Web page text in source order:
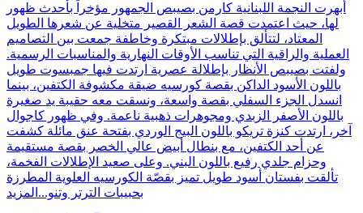
أبهرت النجمة اللبنانية كارمن بصيبص الجمهور مؤخراً بأحدث ظهور
لها، حيث اعتمدت قصة الشعر القصير متخلية عن شعرها الطويل
المعتاد، لتتألق بإطلالات مبتكرة وخاطفة جمعت بين التصاميم
العملية والراقية التي تناسب الأوقات النهارية والمناسبات الرسمية.
ولفتت بصيبص الأنظار بإطلالة عصرية ارتدت فيها جمبسوت طويل
باللون الأسود الداكن بقصة كورسيه ضيقة مكشوفة الكتفين، بينما
انسدل الجزء السفلي بقصة واسعة، ونسقت معه حقيبة يد صغيرة
باللون الأصفر الزبدي ومجوهرات ذهبية ناعمة. وفي ظهور كاجوال
آخر، ارتدت كنزة تريكو باللون البيج الوردي بفتحة عنق مائلة كشفت
عن أحد الكتفين، مع بنطال أبيض عالي الخصر بقصة مستقيمة
وحزام جلدي رفيع باللون البني. وعلى صعيد الإطلالات الفخمة،
تألقت بفستان أسود طويل تميز بقصّة الكورسيه العلوية المطرزة
بحبيبات الترتر وتنو... المزيد